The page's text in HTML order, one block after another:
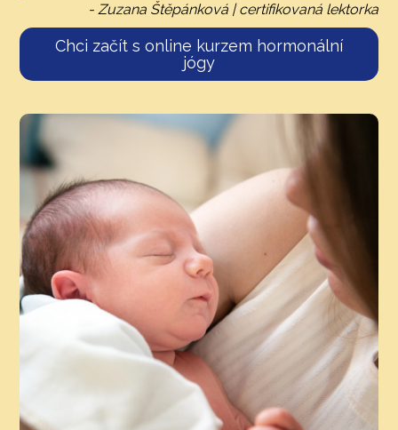
- Zuzana Štěpánková | certifikovaná lektorka
Chci začít s online kurzem hormonální
jógy